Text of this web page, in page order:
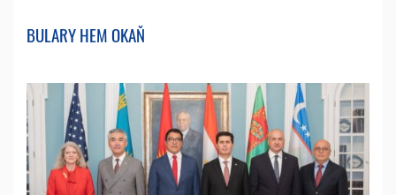
BULARY HEM OKAŇ